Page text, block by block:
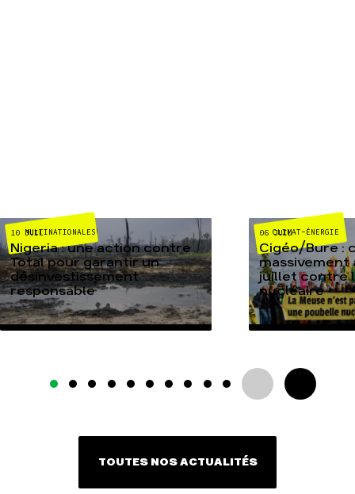
MULTINATIONALES
10 JUIL
Nigeria : une action contre
Total pour garantir un
désinvestissement
responsable
CLIMAT-ÉNERGIE
06 JUIL
Cigéo/Bure :
massivement
juillet contre
nucléaire
TOUTES NOS ACTUALITÉS